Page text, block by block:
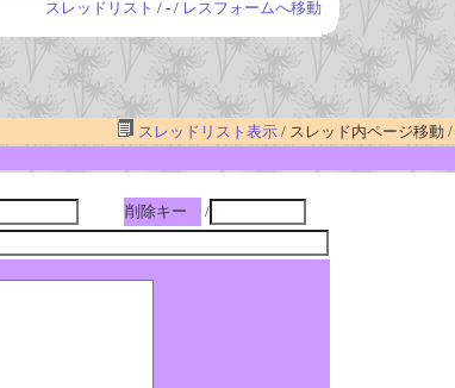
スレッドリスト / - / レスフォームへ移動
スレッドリスト表示/ スレッド内ページ移動 /
削除キー
/